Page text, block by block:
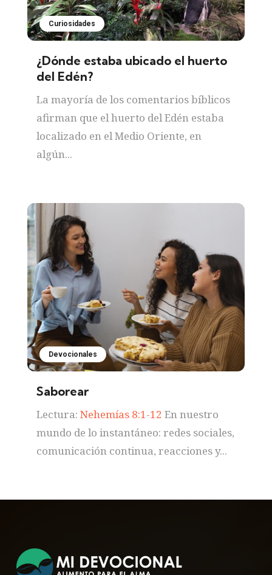
Curiosidades
¿Dónde estaba ubicado el huerto
del Edén?
La mayoría de los comentarios bíblicos
afirman que el huerto del Edén estaba
localizado en el Medio Oriente, en
algún...
Devocionales
Saborear
Lectura: Nehemías 8:1-12 En nuestro
mundo de lo instantáneo: redes sociales,
comunicación continua, reacciones y...